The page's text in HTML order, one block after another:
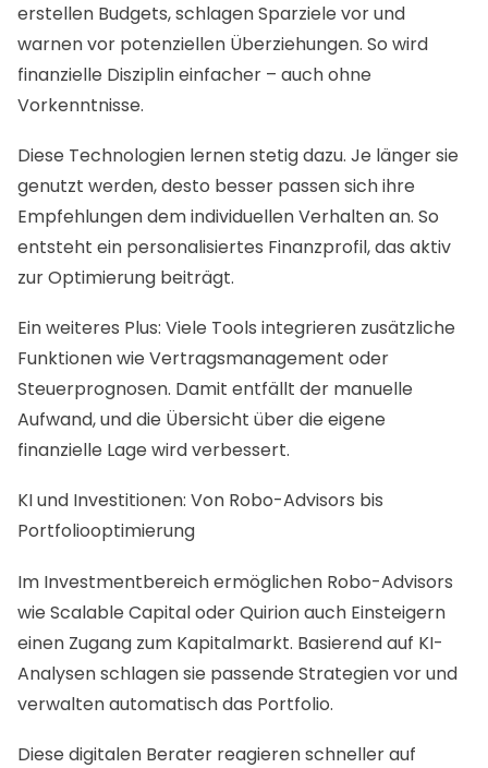
erstellen Budgets, schlagen Sparziele vor und
warnen vor potenziellen Überziehungen. So wird
finanzielle Disziplin einfacher – auch ohne
Vorkenntnisse.
Diese Technologien lernen stetig dazu. Je länger sie
genutzt werden, desto besser passen sich ihre
Empfehlungen dem individuellen Verhalten an. So
entsteht ein personalisiertes Finanzprofil, das aktiv
zur Optimierung beiträgt.
Ein weiteres Plus: Viele Tools integrieren zusätzliche
Funktionen wie Vertragsmanagement oder
Steuerprognosen. Damit entfällt der manuelle
Aufwand, und die Übersicht über die eigene
finanzielle Lage wird verbessert.
KI und Investitionen: Von Robo-Advisors bis
Portfoliooptimierung
Im Investmentbereich ermöglichen Robo-Advisors
wie Scalable Capital oder Quirion auch Einsteigern
einen Zugang zum Kapitalmarkt. Basierend auf KI-
Analysen schlagen sie passende Strategien vor und
verwalten automatisch das Portfolio.
Diese digitalen Berater reagieren schneller auf